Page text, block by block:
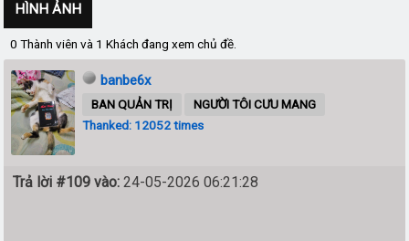
HÌNH ẢNH
0 Thành viên và 1 Khách đang xem chủ đề.
banbe6x
BAN QUẢN TRỊ
NGƯỜI TÔI CƯU MANG
Thanked: 12052 times
Trả lời #109 vào: 24-05-2026 06:21:28